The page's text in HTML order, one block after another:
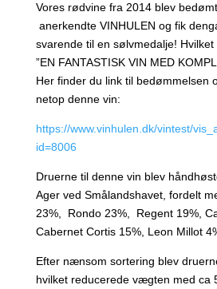
Vores rødvine fra 2014 blev
anerkendte VINHULEN og fik
svarende til en sølvmedalje!
”EN FANTASTISK VIN MED
Her finder du link til bedømmelsen
netop denne vin:
https://www.vinhulen.dk/vintest/
id=8006
Druerne til denne vin blev
Ager ved Smålandshavet, fordelt
23%, Rondo 23%, Regent 19%,
Cabernet Cortis 15%, Leon Millot
Efter nænsom sortering blev
hvilket reducerede vægten med ca